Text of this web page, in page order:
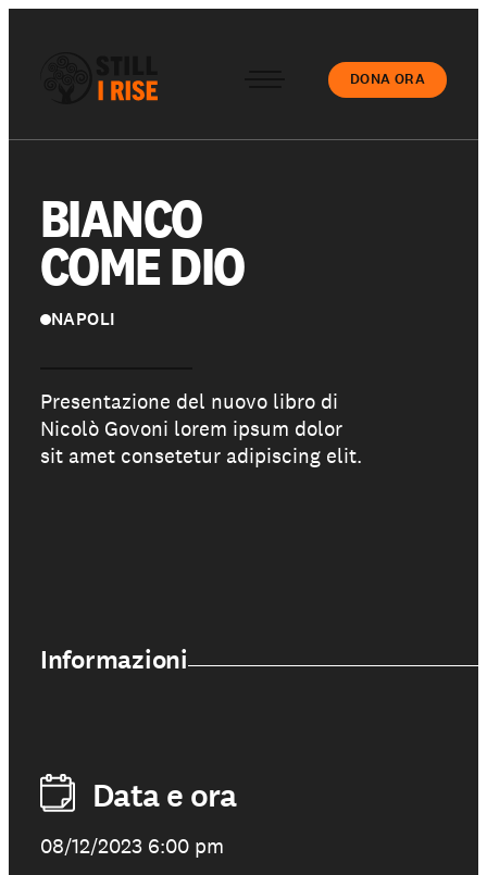
Chi siamo
Il nostro lavoro
Le nostre Scuole
NEWS E STORIE
PRESSROOM
DONA ORA
BIANCO
COME DIO
NAPOLI
Presentazione del nuovo libro di
Nicolò Govoni lorem ipsum dolor
sit amet consetetur adipiscing elit.
Informazioni
Data e ora
08/12/2023 6:00 pm